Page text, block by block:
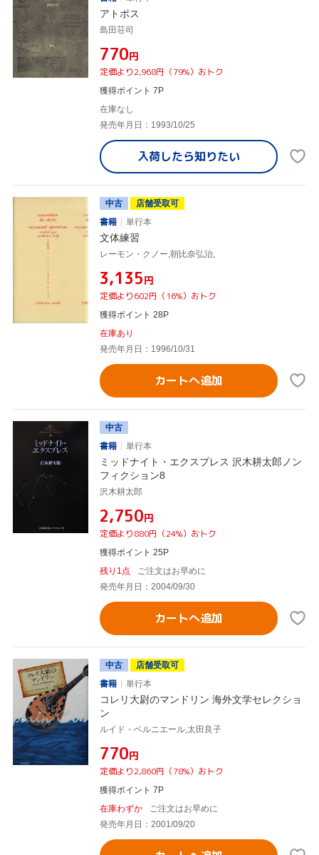
アトポス
島田荘司
¥770円
定価より2,968円（79%）おトク
獲得ポイント 7P
在庫なし
発売年月日：1993/10/25
入荷したら知りたい
中古
店舗受取可
書籍
単行本
文体練習
レーモン・クノー,朝比奈弘治,
¥3,135円
定価より602円（16%）おトク
獲得ポイント 28P
在庫あり
発売年月日：1996/10/31
カートへ追加
中古
書籍
単行本
ミッドナイト・エクスプレス 沢木耕太郎ノン
フィクション8
沢木耕太郎
¥2,750円
定価より880円（24%）おトク
獲得ポイント 25P
残り1点
ご注文はお早めに
発売年月日：2004/09/30
カートへ追加
中古
店舗受取可
書籍
単行本
コレリ大尉のマンドリン 海外文学セレクショ
ン
ルイド・ベルニエール,太田良子
¥770円
定価より2,860円（78%）おトク
獲得ポイント 7P
在庫わずか
ご注文はお早めに
発売年月日：2001/09/20